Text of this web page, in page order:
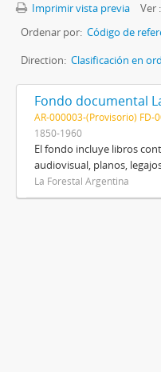
Imprimir vista previa
Ver :
Ordenar por: Código de
Direction: Clasificación en
AR-000003-(Provisorio) FD-
1850-1960
El fondo incluye libros
audiovisual, planos,
La Forestal Argentina